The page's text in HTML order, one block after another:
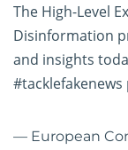
The High-Level
Disinformation
and insights
#tacklefakenews
— European